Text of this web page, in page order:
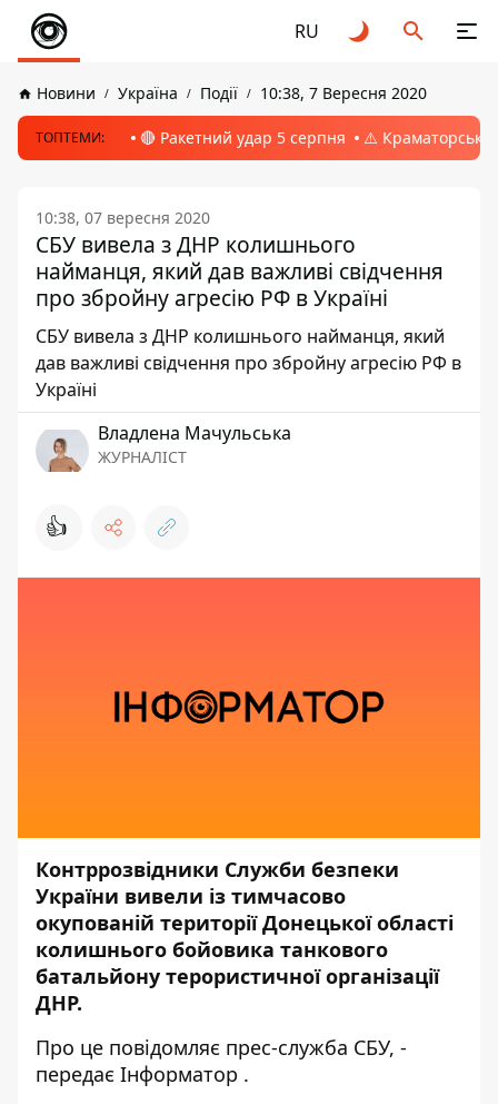
RU
Новини Україна Події 10:38, 7 Вересня 2020
ТОПТЕМИ: 🔴 Ракетний удар 5 серпня ⚠️ Краматорськ,
10:38, 07 вересня 2020
СБУ вивела з ДНР колишнього
найманця, який дав важливі свідчення
про збройну агресію РФ в Україні
СБУ вивела з ДНР колишнього найманця, який
дав важливі свідчення про збройну агресію РФ в
Україні
Владлена Мачульська
ЖУРНАЛІСТ
👍
Контррозвідники Служби безпеки
України вивели із тимчасово
окупованій території Донецької області
колишнього бойовика танкового
батальйону терористичної організації
ДНР.
Про це повідомляє прес-служба СБУ, -
передає Інформатор .